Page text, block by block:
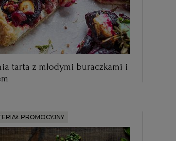
tarta z młodymi buraczkami i
PROMOCYJNY